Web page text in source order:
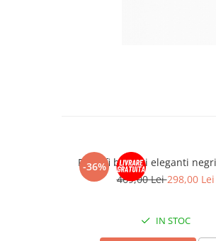
-36%
Pantofi barbati eleganti
469,00 Lei298,00 Lei
IN STOC